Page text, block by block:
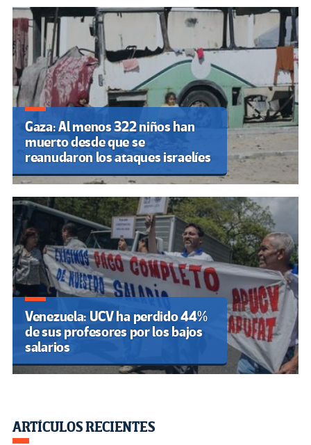
Gaza: Al menos 322 niños han
muerto desde que se
reanudaron los ataques israelíes
Venezuela: UCV ha perdido 44%
de sus profesores por los bajos
salarios
ARTÍCULOS RECIENTES